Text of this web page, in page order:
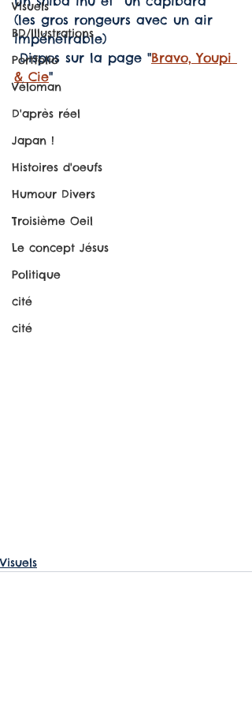
Visuels
BD/Illustrations
Portfolio
Véloman
D'après réel
Japan !
Histoires d'oeufs
Humour Divers
Troisième Oeil
Le concept Jésus
Politique
cité
cité
(les gros rongeurs avec un air
impénétrable)
Dispos sur la page "Bravo, Youpi
& Cie"
Visuels